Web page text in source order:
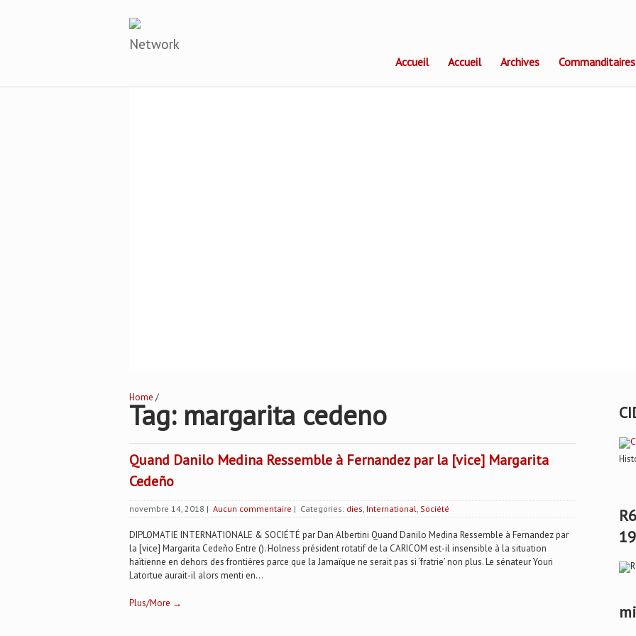
Network
Accueil Accueil Archives Commanditaires
Home /
Tag: margarita cedeno
Quand Danilo Medina Ressemble à Fernandez par la [vice] Margarita
Cedeño
novembre 14, 2018 | Aucun commentaire | Categories: dies, International, Société
DIPLOMATIE INTERNATIONALE & SOCIÉTÉ par Dan Albertini Quand Danilo Medina Ressemble à Fernandez par
la [vice] Margarita Cedeño Entre (). Holness président rotatif de la CARICOM est-il insensible à la situation
haïtienne en dehors des frontières parce que la Jamaïque ne serait pas si ‘fratrie’ non plus. Le sénateur Youri
Latortue aurait-il alors menti en...
Plus/More →